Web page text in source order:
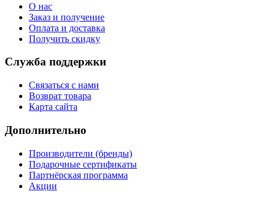
О нас
Заказ и получение
Оплата и доставка
Получить скидку
Служба поддержки
Связаться с нами
Возврат товара
Карта сайта
Дополнительно
Производители (бренды)
Подарочные сертификаты
Партнёрская программа
Акции